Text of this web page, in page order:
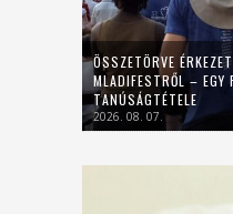
ÖSSZETÖRVE
MLADIFESTRŐL – EGY
TANÚSÁGTÉTELE
2026. 08. 07.